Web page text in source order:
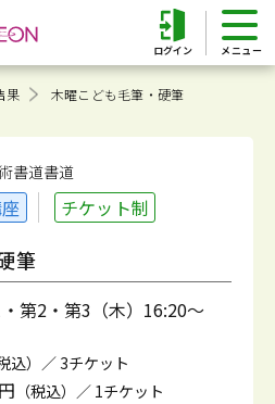
ログイン
果 木曜こども毛筆・硬筆
書道書道
チケット制
筆
第2・第3（木）16:20～
税込）／ 3チケット
（税込）／ 1チケット